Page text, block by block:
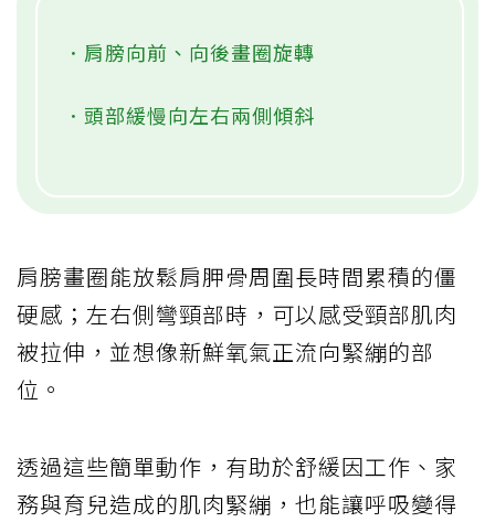
．肩膀向前、向後畫圈旋轉
．頭部緩慢向左右兩側傾斜
肩膀畫圈能放鬆肩胛骨周圍長時間累積的僵
硬感；左右側彎頸部時，可以感受頸部肌肉
被拉伸，並想像新鮮氧氣正流向緊繃的部
位。
透過這些簡單動作，有助於舒緩因工作、家
務與育兒造成的肌肉緊繃，也能讓呼吸變得